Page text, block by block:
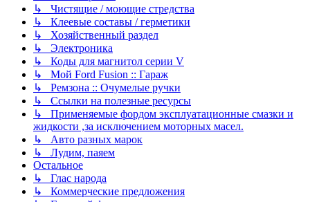
↳ Чистящие / моющие стредства
↳ Клеевые составы / герметики
↳ Хозяйственный раздел
↳ Электроника
↳ Коды для магнитол серии V
↳ Мой Ford Fusion :: Гараж
↳ Ремзона :: Очумелые ручки
↳ Ссылки на полезные ресурсы
↳ Применяемые фордом эксплуатационные смазки и
жидкости ,за исключением моторных масел.
↳ Авто разных марок
↳ Лудим, паяем
Остальное
↳ Глас народа
↳ Коммерческие предложения